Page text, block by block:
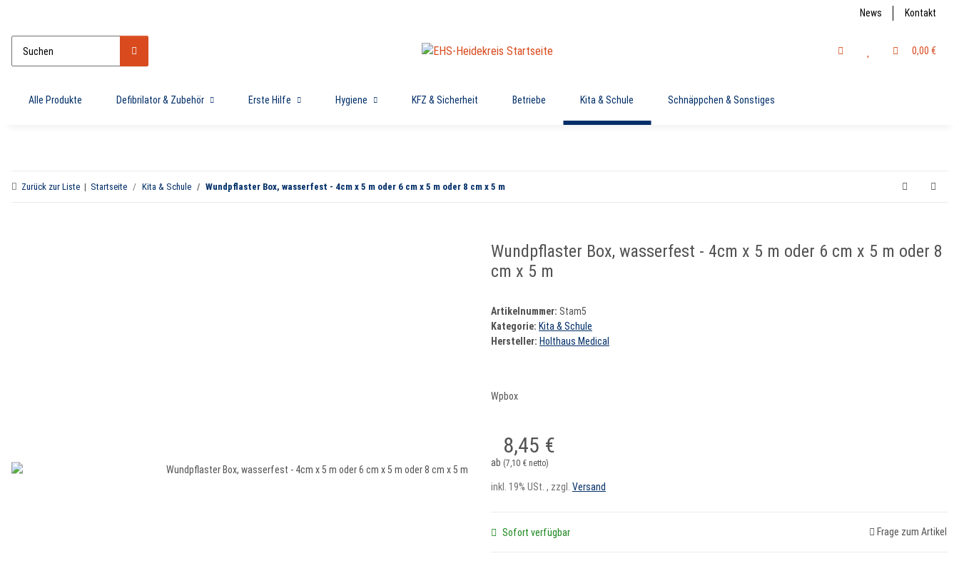
News Kontakt
0,00 €
Alle Produkte Defibrilator & Zubehör Erste Hilfe Hygiene KFZ & Sicherheit Betriebe Kita & Schule Schnäppchen & Sonstiges
Zurück zur Liste Startseite Kita & Schule Wundpflaster Box, wasserfest - 4cm x 5 m oder 6 cm x 5 m oder 8 cm x 5 m
Wundpflaster Box, wasserfest - 4cm x 5 m oder 6 cm x 5 m oder 8
cm x 5 m
Artikelnummer: Stam5
Kategorie: Kita & Schule
Hersteller: Holthaus Medical
Wpbox
ab
8,45 €
(7,10 € netto)
inkl. 19% USt. , zzgl. Versand
Sofort verfügbar Frage zum Artikel